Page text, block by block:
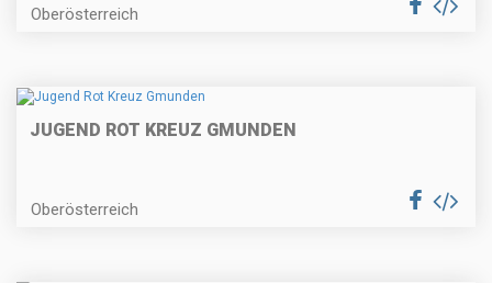
Oberösterreich
JUGEND ROT KREUZ GMUNDEN
Oberösterreich